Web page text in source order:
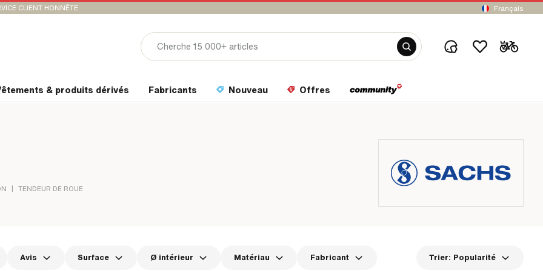
CLIENT HONNÊTE Français
& produits dérivés Fabricants Nouveau Offres
| TENDEUR DE ROUE
Avis Surface Ø intérieur Matériau Fabricant Trier: Popularité